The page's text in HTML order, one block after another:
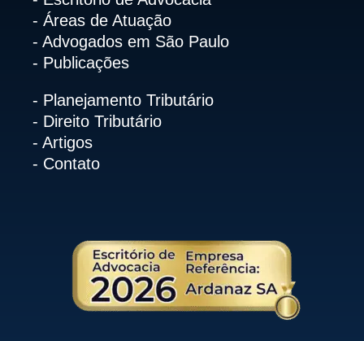
- Áreas de Atuação
- Advogados em São Paulo
- Publicações
- Planejamento Tributário
- Direito Tributário
- Artigos
- Contato